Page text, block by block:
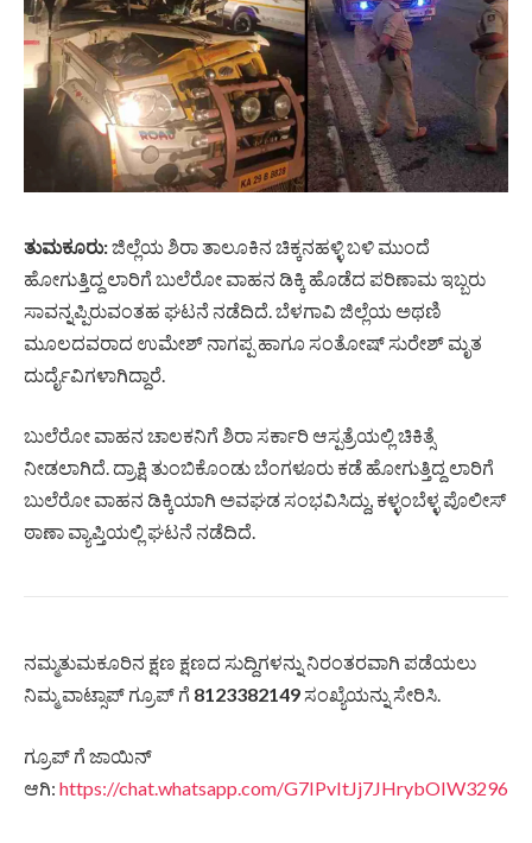
ತುಮಕೂರು:ಜಿಲ್ಲೆಯ ಶಿರಾ ತಾಲೂಕಿನ ಚಿಕ್ಕನಹಳ್ಳಿ ಬಳಿ ಮುಂದೆ
ಹೋಗುತ್ತಿದ್ದ ಲಾರಿಗೆ ಬುಲೆರೋ ವಾಹನ ಡಿಕ್ಕಿ ಹೊಡೆದ ಪರಿಣಾಮ ಇಬ್ಬರು
ಸಾವನ್ನಪ್ಪಿರುವಂತಹ ಘಟನೆ ನಡೆದಿದೆ. ಬೆಳಗಾವಿ ಜಿಲ್ಲೆಯ ಅಥಣಿ
ಮೂಲದವರಾದ ಉಮೇಶ್ ನಾಗಪ್ಪ ಹಾಗೂ ಸಂತೋಷ್ ಸುರೇಶ್ ಮೃತ
ದುರ್ದೈವಿಗಳಾಗಿದ್ದಾರೆ.
ಬುಲೆರೋ ವಾಹನ ಚಾಲಕನಿಗೆ ಶಿರಾ ಸರ್ಕಾರಿ ಆಸ್ಪತ್ರೆಯಲ್ಲಿ ಚಿಕಿತ್ಸೆ
ನೀಡಲಾಗಿದೆ. ದ್ರಾಕ್ಷಿ ತುಂಬಿಕೊಂಡು ಬೆಂಗಳೂರು ಕಡೆ ಹೋಗುತ್ತಿದ್ದ ಲಾರಿಗೆ
ಬುಲೆರೋ ವಾಹನ ಡಿಕ್ಕಿಯಾಗಿ ಅವಘಡ ಸಂಭವಿಸಿದ್ದು, ಕಳ್ಳಂಬೆಳ್ಳ ಪೊಲೀಸ್
ಠಾಣಾ ವ್ಯಾಪ್ತಿಯಲ್ಲಿ ಘಟನೆ ನಡೆದಿದೆ.
ನಮ್ಮತುಮಕೂರಿನ ಕ್ಷಣ ಕ್ಷಣದ ಸುದ್ದಿಗಳನ್ನು ನಿರಂತರವಾಗಿ ಪಡೆಯಲು
ನಿಮ್ಮ ವಾಟ್ಸಾಪ್ ಗ್ರೂಪ್ ಗೆ 8123382149ಸಂಖ್ಯೆಯನ್ನು ಸೇರಿಸಿ.
ಗ್ರೂಪ್ ಗೆ ಜಾಯಿನ್
ಆಗಿ: https://chat.whatsapp.com/G7IPvItJj7JHrybOIW3296